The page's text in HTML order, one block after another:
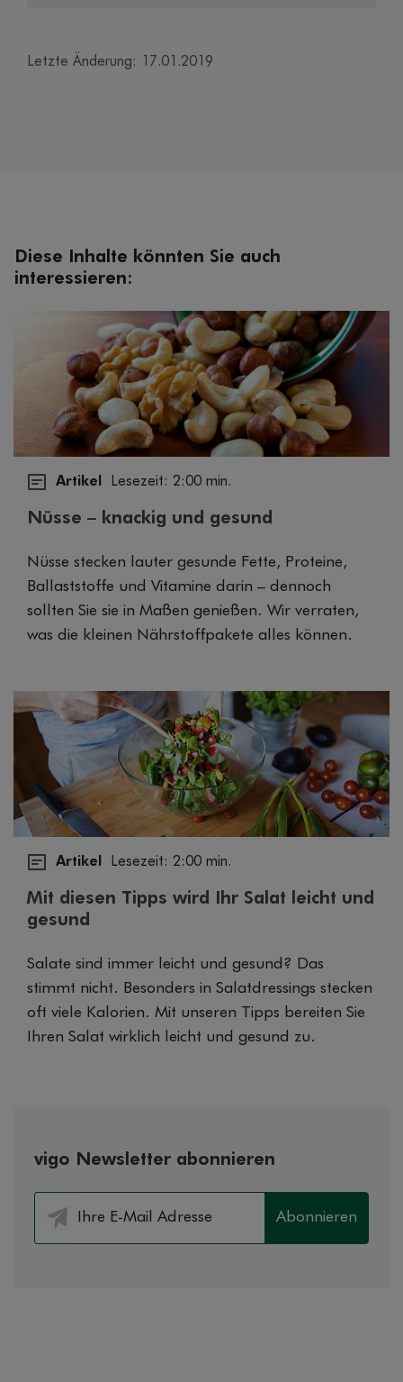
Letzte Änderung: 17.01.2019
Diese Inhalte könnten Sie auch
interessieren:
Artikel Lesezeit: 2:00 min.
Nüsse – knackig und gesund
Nüsse stecken lauter gesunde Fette, Proteine,
Ballaststoffe und Vitamine darin – dennoch
sollten Sie sie in Maßen genießen. Wir verraten,
was die kleinen Nährstoffpakete alles können.
Artikel Lesezeit: 2:00 min.
Mit diesen Tipps wird Ihr Salat leicht und
gesund
Salate sind immer leicht und gesund? Das
stimmt nicht. Besonders in Salatdressings stecken
oft viele Kalorien. Mit unseren Tipps bereiten Sie
Ihren Salat wirklich leicht und gesund zu.
vigo Newsletter abonnieren
Abonnieren